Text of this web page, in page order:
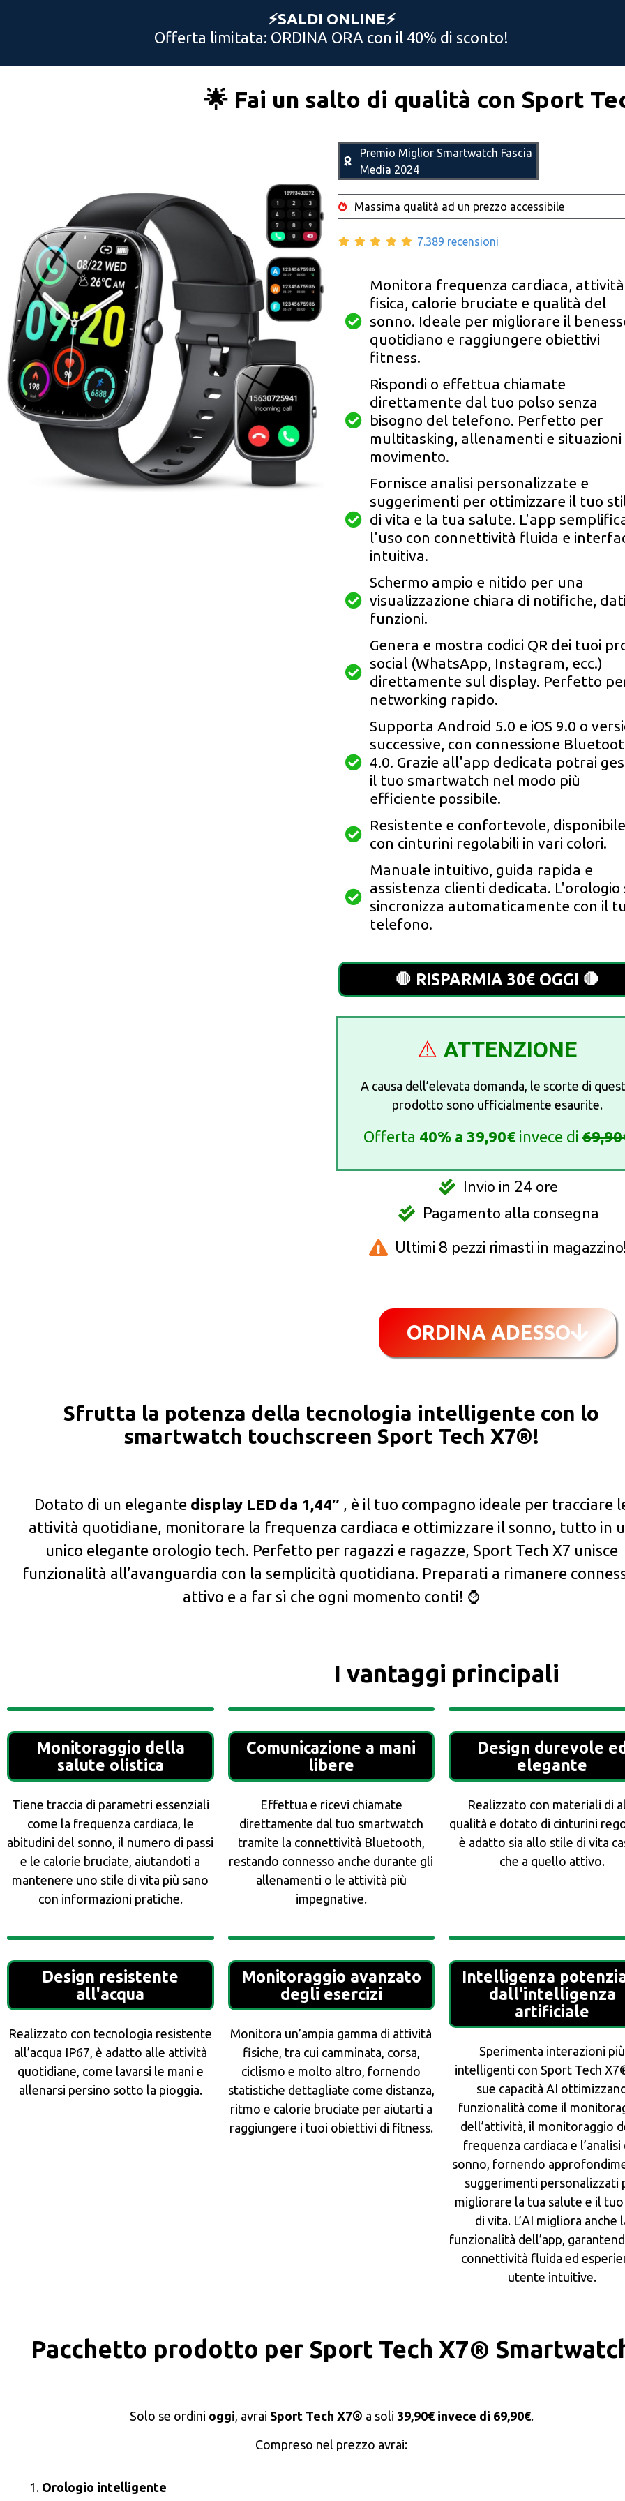
⚡️SALDI ONLINE⚡️
Offerta limitata: ORDINA ORA con il 40% di sconto!
🌟 Fai un salto di qualità con Sport
Premio Miglior Smartwatch Fascia
Media 2024
Massima qualità ad un prezzo accessibile
7.389 recensioni
Monitora frequenza cardiaca, attività
fisica, calorie bruciate e qualità del
sonno. Ideale per migliorare il
quotidiano e raggiungere obiettivi
fitness.
Rispondi o effettua chiamate
direttamente dal tuo polso senza
bisogno del telefono. Perfetto per
multitasking, allenamenti e situazioni
movimento.
Fornisce analisi personalizzate e
suggerimenti per ottimizzare il tuo
di vita e la tua salute. L'app
l'uso con connettività fluida e
intuitiva.
Schermo ampio e nitido per una
visualizzazione chiara di notifiche,
funzioni.
Genera e mostra codici QR dei tuoi
social (WhatsApp, Instagram, ecc.)
direttamente sul display. Perfetto
networking rapido.
Supporta Android 5.0 e iOS 9.0 o
successive, con connessione
4.0. Grazie all'app dedicata potrai
il tuo smartwatch nel modo più
efficiente possibile.
Resistente e confortevole, disponibile
con cinturini regolabili in vari colori.
Manuale intuitivo, guida rapida e
assistenza clienti dedicata. L'orologio
sincronizza automaticamente con il
telefono.
🛑 RISPARMIA 30€ OGGI 🛑
⚠️ ATTENZIONE
A causa dell’elevata domanda, le scorte di
prodotto sono ufficialmente esaurite.
Offerta 40%a 39,90€ invece di
Invio in 24 ore
Pagamento alla consegna
Ultimi 8 pezzi rimasti in
ORDINA ADESSO
Sfrutta la potenza della tecnologia intelligente con lo
smartwatch touchscreen Sport Tech X7®️!
Dotato di un elegante display LED da 1,44″ , è il tuo compagno ideale per tracciare
attività quotidiane, monitorare la frequenza cardiaca e ottimizzare il sonno, tutto in
unico elegante orologio tech. Perfetto per ragazzi e ragazze, Sport Tech X7 unisce
funzionalità all’avanguardia con la semplicità quotidiana. Preparati a rimanere
attivo e a far sì che ogni momento conti! ⌚
I vantaggi principali
Monitoraggio della
salute olistica
Tiene traccia di parametri essenziali
come la frequenza cardiaca, le
abitudini del sonno, il numero di passi
e le calorie bruciate, aiutandoti a
mantenere uno stile di vita più sano
con informazioni pratiche.
Comunicazione a mani
libere
Effettua e ricevi chiamate
direttamente dal tuo smartwatch
tramite la connettività Bluetooth,
restando connesso anche durante gli
allenamenti o le attività più
impegnative.
Design durevole
elegante
Realizzato con materiali di
qualità e dotato di cinturini
è adatto sia allo stile di vita
che a quello attivo.
Design resistente
all'acqua
Realizzato con tecnologia resistente
all’acqua IP67, è adatto alle attività
quotidiane, come lavarsi le mani e
allenarsi persino sotto la pioggia.
Monitoraggio avanzato
degli esercizi
Monitora un’ampia gamma di attività
fisiche, tra cui camminata, corsa,
ciclismo e molto altro, fornendo
statistiche dettagliate come distanza,
ritmo e calorie bruciate per aiutarti a
raggiungere i tuoi obiettivi di fitness.
Intelligenza
dall'intelligenza
artificiale
Sperimenta interazioni più
intelligenti con Sport Tech
sue capacità AI
funzionalità come il
dell’attività, il monitoraggio
frequenza cardiaca e l’analisi
sonno, fornendo
suggerimenti personalizzati
migliorare la tua salute e il
di vita. L’AI migliora anche
funzionalità dell’app,
connettività fluida ed
utente intuitive.
Pacchetto prodotto per Sport Tech X7®️
Solo se ordini oggi , avrai Sport Tech X7®️ a soli 39,90€ invece di69,90€.
Compreso nel prezzo avrai:
Orologio intelligente